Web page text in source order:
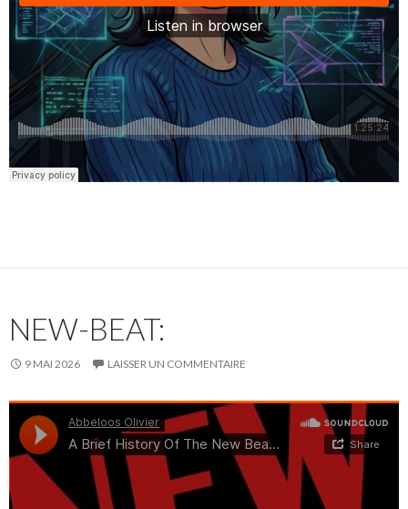
NEW-BEAT:
9 MAI 2026 LAISSER UN COMMENTAIRE